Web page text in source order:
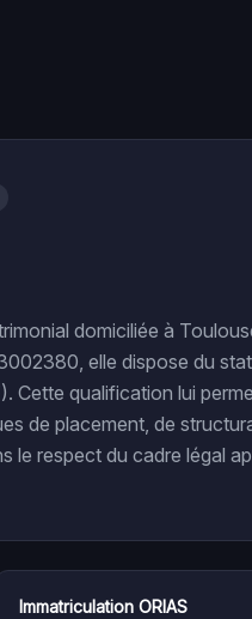
domiciliée à
elle dispose du
Cette qualification lui
de placement, de
le respect du cadre légal
Immatriculation ORIAS